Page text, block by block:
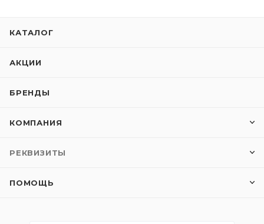
КАТАЛОГ
АКЦИИ
БРЕНДЫ
КОМПАНИЯ
РЕКВИЗИТЫ
ПОМОЩЬ